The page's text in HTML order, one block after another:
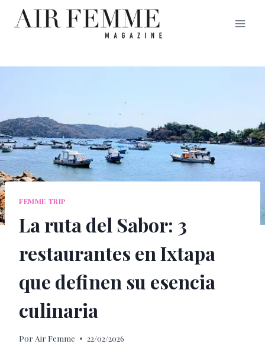
Saltar
FEMME TRIP
La ruta del Sabor: 3
restaurantes en Ixtapa
que definen su esencia
culinaria
Por Air Femme 22/02/2026